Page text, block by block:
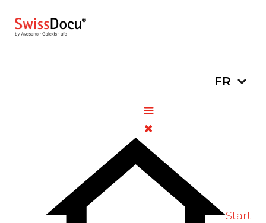
FR
Start
Tensiomètres : tableaux
Parapharmacie
/5